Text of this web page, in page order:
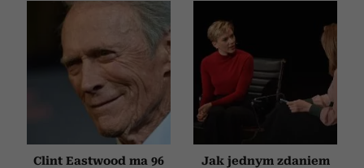
Clint Eastwood ma 96
Jak jednym zdaniem